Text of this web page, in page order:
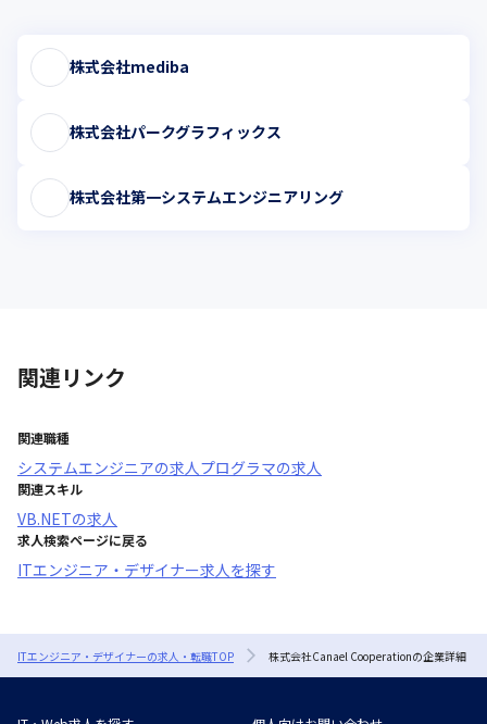
株式会社mediba
株式会社パークグラフィックス
株式会社第一システムエンジニアリング
関連リンク
関連職種
システムエンジニアの求人 プログラマの求人
関連スキル
VB.NETの求人
求人検索ページに戻る
ITエンジニア・デザイナー求人を探す
ITエンジニア・デザイナーの求人・転職TOP 株式会社Canael Cooperationの企業詳細